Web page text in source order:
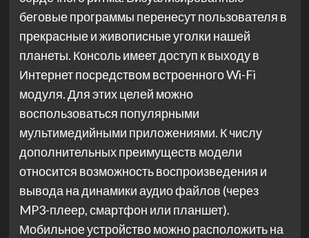
беговые программы перенесут пользователя в
прекрасные и живописные уголки нашей
планеты. Консоль имеет доступ к выходу в
Интернет посредством встроенного Wi-Fi
модуля. Для этих целей можно
воспользоваться популярными
мультимедийными приложениями. К числу
дополнительных преимуществ модели
относится возможность воспроизведения и
вывода на динамики аудио файлов (через
MP3-плеер, смартфон или планшет).
Мобильное устройство можно расположить на